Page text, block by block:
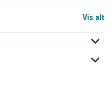
Vis alt